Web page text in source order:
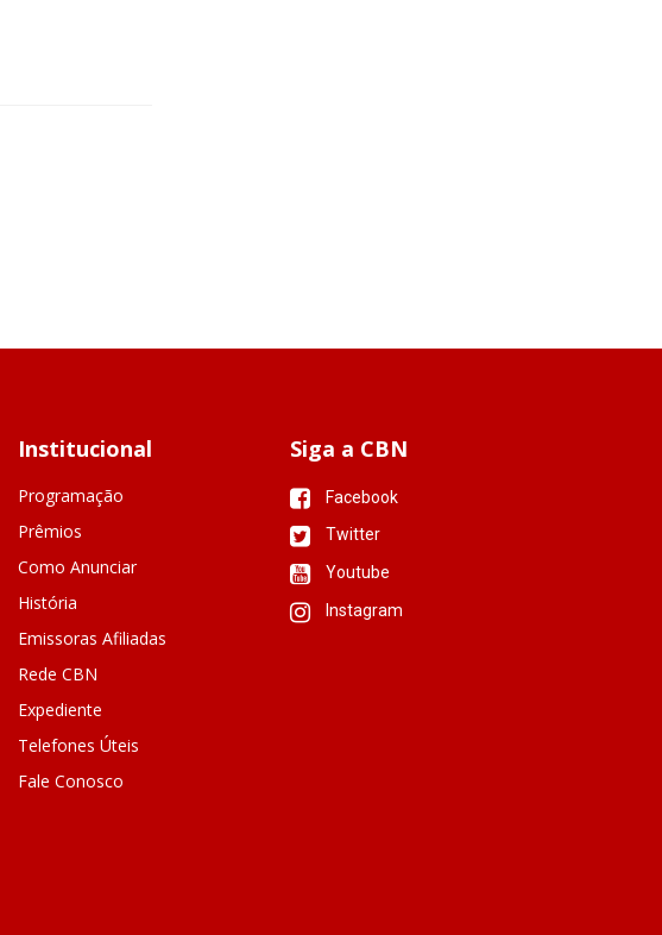
Institucional
Programação
Prêmios
Como Anunciar
História
Emissoras Afiliadas
Rede CBN
Expediente
Telefones Úteis
Fale Conosco
Siga a CBN
Facebook
Twitter
Youtube
Instagram